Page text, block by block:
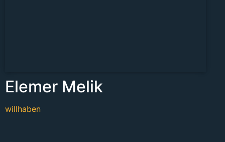
Elemer Melik
willhaben